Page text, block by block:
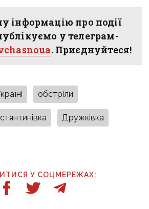
інформацію про події
у телеграм-
. Приєднуйтеся!
обстріли
Дружківка
У СОЦМЕРЕЖАХ: